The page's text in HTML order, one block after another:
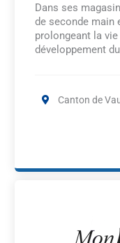
Dans ses
de seconde main
prolongeant la
développement
Canton de